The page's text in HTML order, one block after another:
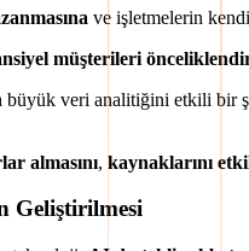
ve işletmelerin
müşterileri
büyük veri analitiğini etkili
almasını, kaynaklarını
Geliştirilmesi